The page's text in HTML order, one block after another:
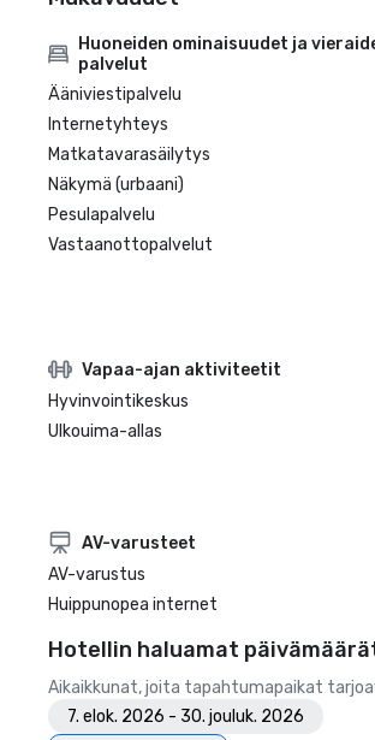
Huoneiden ominaisuudet ja
palvelut
Ääniviestipalvelu
Internetyhteys
Matkatavarasäilytys
Näkymä (urbaani)
Pesulapalvelu
Vastaanottopalvelut
Vapaa-ajan aktiviteetit
Hyvinvointikeskus
Ulkouima-allas
AV-varusteet
AV-varustus
Huippunopea internet
Hotellin haluamat
Aikaikkunat, joita tapahtumapaikat
7. elok. 2026 - 30. jouluk. 2026